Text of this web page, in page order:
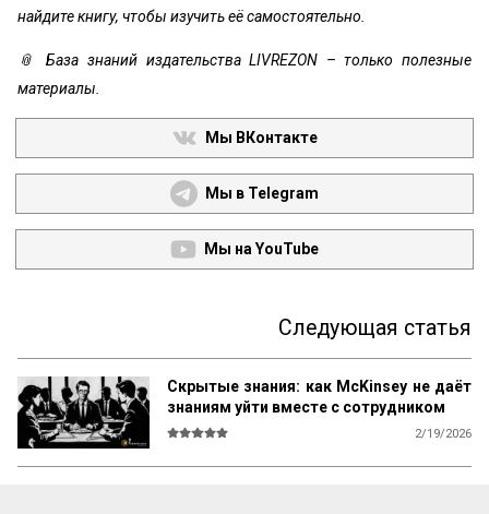
найдите книгу, чтобы изучить её самостоятельно.
📎 База знаний издательства LIVREZON – только полезные
материалы.
Мы ВКонтакте
Мы в Telegram
Мы на YouTube
Следующая статья
Скрытые знания: как McKinsey не даёт
знаниям уйти вместе с сотрудником
2/19/2026